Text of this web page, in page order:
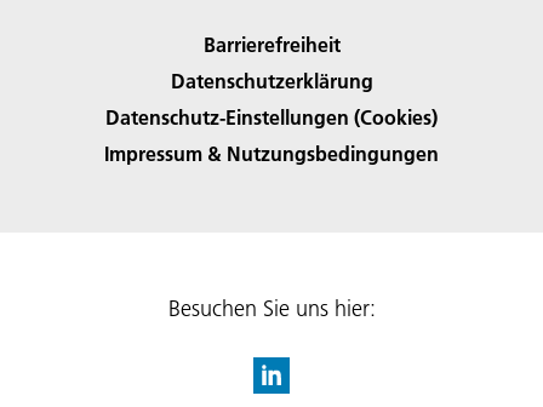
Barrierefreiheit
Datenschutzerklärung
Datenschutz-Einstellungen (Cookies)
Impressum & Nutzungsbedingungen
Besuchen Sie uns hier: